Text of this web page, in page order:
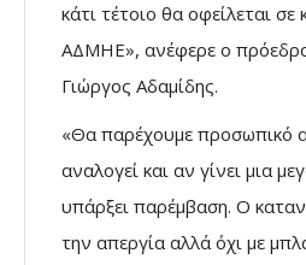
κάτι τέτοιο θα οφείλεται σε
ΑΔΜΗΕ», ανέφερε ο
Γιώργος Αδαμίδης.
«Θα παρέχουμε προσωπικό
αναλογεί και αν γίνει μια
υπάρξει παρέμβαση. Ο
την απεργία αλλά όχι με